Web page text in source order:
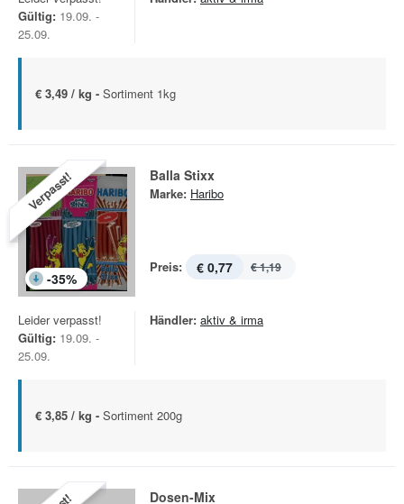
Gültig: 19.09. -
25.09.
€ 3,49 / kg - Sortiment 1kg
Verpasst!
-35%
Balla Stixx
Marke: Haribo
Preis: € 0,77 € 1,19
Leider verpasst!
Gültig: 19.09. -
25.09.
Händler: aktiv & irma
€ 3,85 / kg - Sortiment 200g
Dosen-Mix